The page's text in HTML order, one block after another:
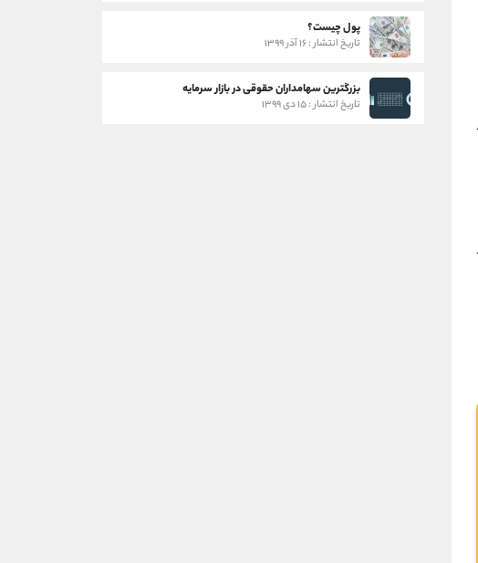
پول چیست؟
تاریخ انتشار : ۱۶ آذر ۱۳۹۹
بزرگترین سهامداران حقوقی در بازار سرمایه
تاریخ انتشار : ۱۵ دی ۱۳۹۹